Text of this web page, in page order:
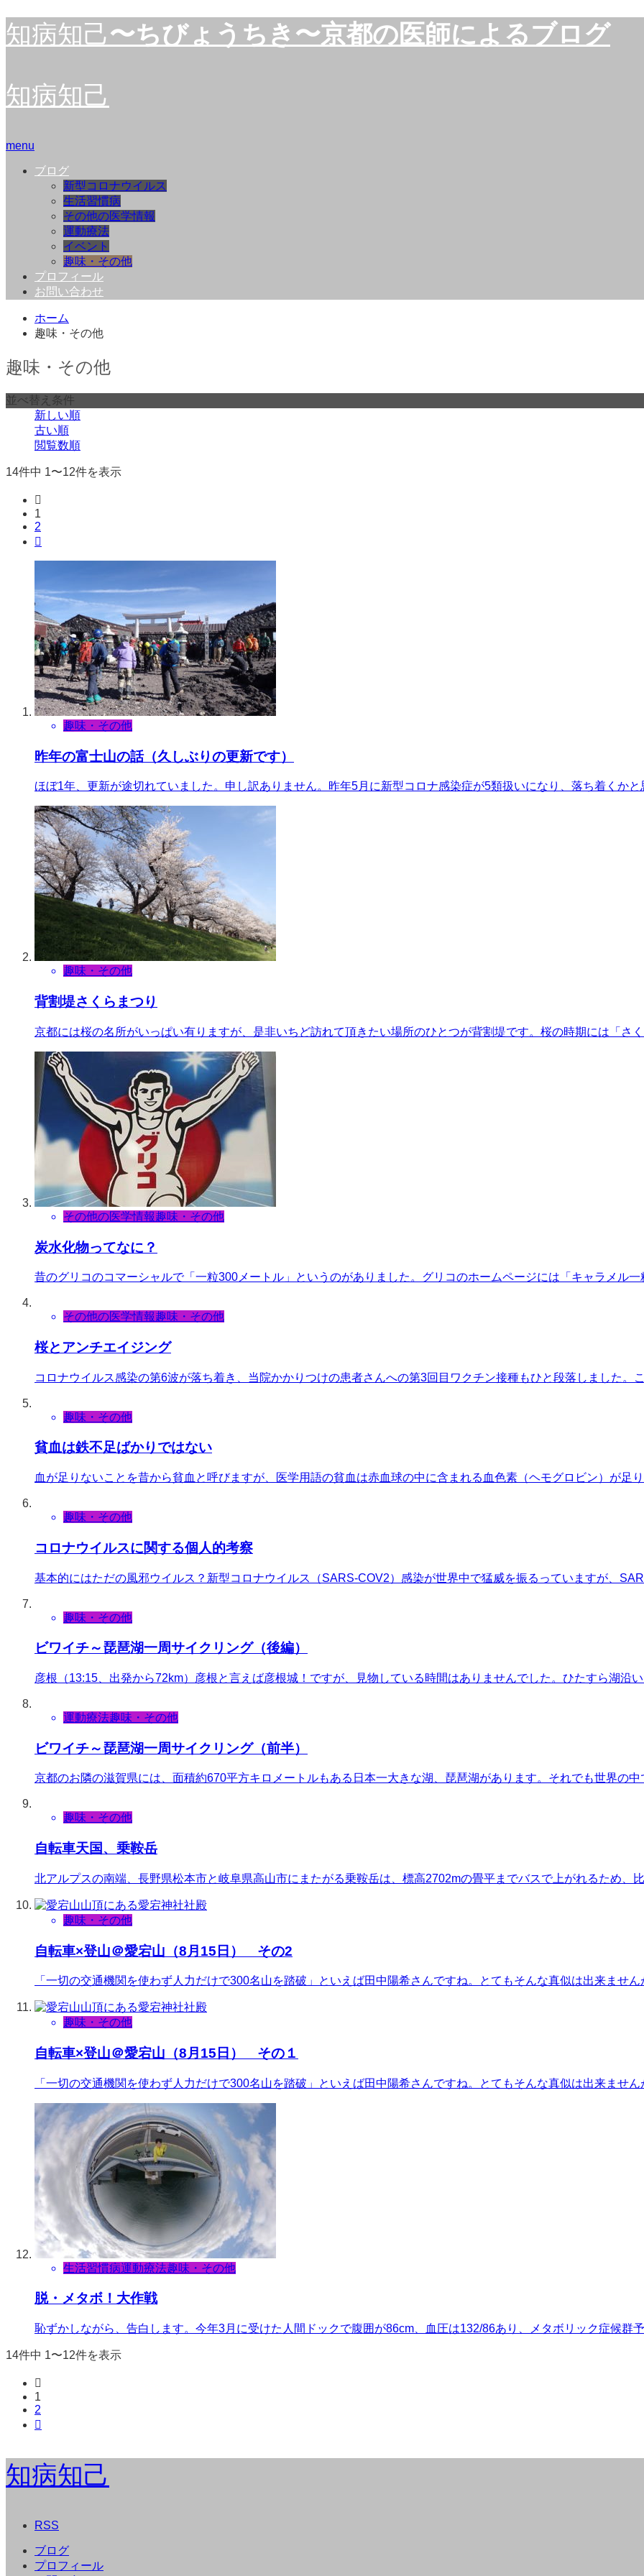
知病知己〜ちびょうちき〜京都の医師によるブログ
知病知己
menu
ブログ
新型コロナウイルス
生活習慣病
その他の医学情報
運動療法
イベント
趣味・その他
プロフィール
お問い合わせ
ホーム
趣味・その他
趣味・その他
並べ替え条件
新しい順
古い順
閲覧数順
14件中 1〜12件を表示

1
2

趣味・その他
昨年の富士山の話（久しぶりの更新です）
ほぼ1年、更新が途切れていました。申し訳ありません。昨年5月に新型コロナ感染症が5類扱いになり、落ち着くか
趣味・その他
背割堤さくらまつり
京都には桜の名所がいっぱい有りますが、是非いちど訪れて頂きたい場所のひとつが背割堤です。桜の時期には「さ
その他の医学情報趣味・その他
炭水化物ってなに？
昔のグリコのコマーシャルで「一粒300メートル」というのがありました。グリコのホームページには「キャラメル
その他の医学情報趣味・その他
桜とアンチエイジング
コロナウイルス感染の第6波が落ち着き、当院かかりつけの患者さんへの第3回目ワクチン接種もひと段落しました。
趣味・その他
貧血は鉄不足ばかりではない
血が足りないことを昔から貧血と呼びますが、医学用語の貧血は赤血球の中に含まれる血色素（ヘモグロビン）が足
趣味・その他
コロナウイルスに関する個人的考察
基本的にはただの風邪ウイルス？新型コロナウイルス（SARS-COV2）感染が世界中で猛威を振るっていますが、
趣味・その他
ビワイチ～琵琶湖一周サイクリング（後編）
彦根（13:15、出発から72km）彦根と言えば彦根城！ですが、見物している時間はありませんでした。ひたすら湖沿
運動療法趣味・その他
ビワイチ～琵琶湖一周サイクリング（前半）
京都のお隣の滋賀県には、面積約670平方キロメートルもある日本一大きな湖、琵琶湖があります。それでも世界の
趣味・その他
自転車天国、乗鞍岳
北アルプスの南端、長野県松本市と岐阜県高山市にまたがる乗鞍岳は、標高2702mの畳平までバスで上がれるため、
趣味・その他
自転車×登山＠愛宕山（8月15日） その2
「一切の交通機関を使わず人力だけで300名山を踏破」といえば田中陽希さんですね。とてもそんな真似は出来ませ
趣味・その他
自転車×登山＠愛宕山（8月15日） その１
「一切の交通機関を使わず人力だけで300名山を踏破」といえば田中陽希さんですね。とてもそんな真似は出来ませ
生活習慣病運動療法趣味・その他
脱・メタボ！大作戦
恥ずかしながら、告白します。今年3月に受けた人間ドックで腹囲が86cm、血圧は132/86あり、メタボリック症候群
14件中 1〜12件を表示

1
2

知病知己
RSS
ブログ
プロフィール